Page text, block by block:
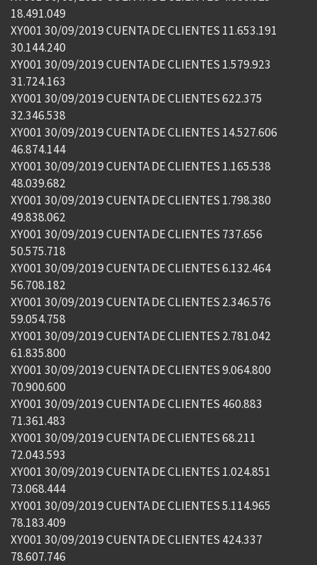
18.491.049
XY001 30/09/2019 CUENTA DE CLIENTES 11.653.191
30.144.240
XY001 30/09/2019 CUENTA DE CLIENTES 1.579.923
31.724.163
XY001 30/09/2019 CUENTA DE CLIENTES 622.375
32.346.538
XY001 30/09/2019 CUENTA DE CLIENTES 14.527.606
46.874.144
XY001 30/09/2019 CUENTA DE CLIENTES 1.165.538
48.039.682
XY001 30/09/2019 CUENTA DE CLIENTES 1.798.380
49.838.062
XY001 30/09/2019 CUENTA DE CLIENTES 737.656
50.575.718
XY001 30/09/2019 CUENTA DE CLIENTES 6.132.464
56.708.182
XY001 30/09/2019 CUENTA DE CLIENTES 2.346.576
59.054.758
XY001 30/09/2019 CUENTA DE CLIENTES 2.781.042
61.835.800
XY001 30/09/2019 CUENTA DE CLIENTES 9.064.800
70.900.600
XY001 30/09/2019 CUENTA DE CLIENTES 460.883
71.361.483
XY001 30/09/2019 CUENTA DE CLIENTES 68.211
72.043.593
XY001 30/09/2019 CUENTA DE CLIENTES 1.024.851
73.068.444
XY001 30/09/2019 CUENTA DE CLIENTES 5.114.965
78.183.409
XY001 30/09/2019 CUENTA DE CLIENTES 424.337
78.607.746